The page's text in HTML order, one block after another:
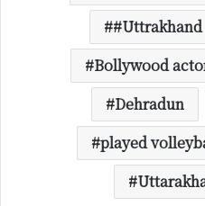
#Uttrakhand
Bollywood
Dehradun
played